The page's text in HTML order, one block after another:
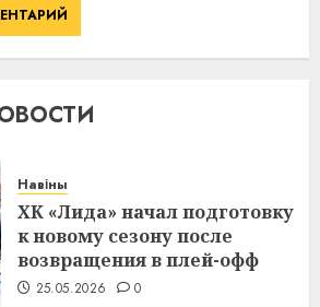
Навіны
ХК «Лида» начал подготовку
к новому сезону после
возвращения в плей-офф
25.05.2026 0